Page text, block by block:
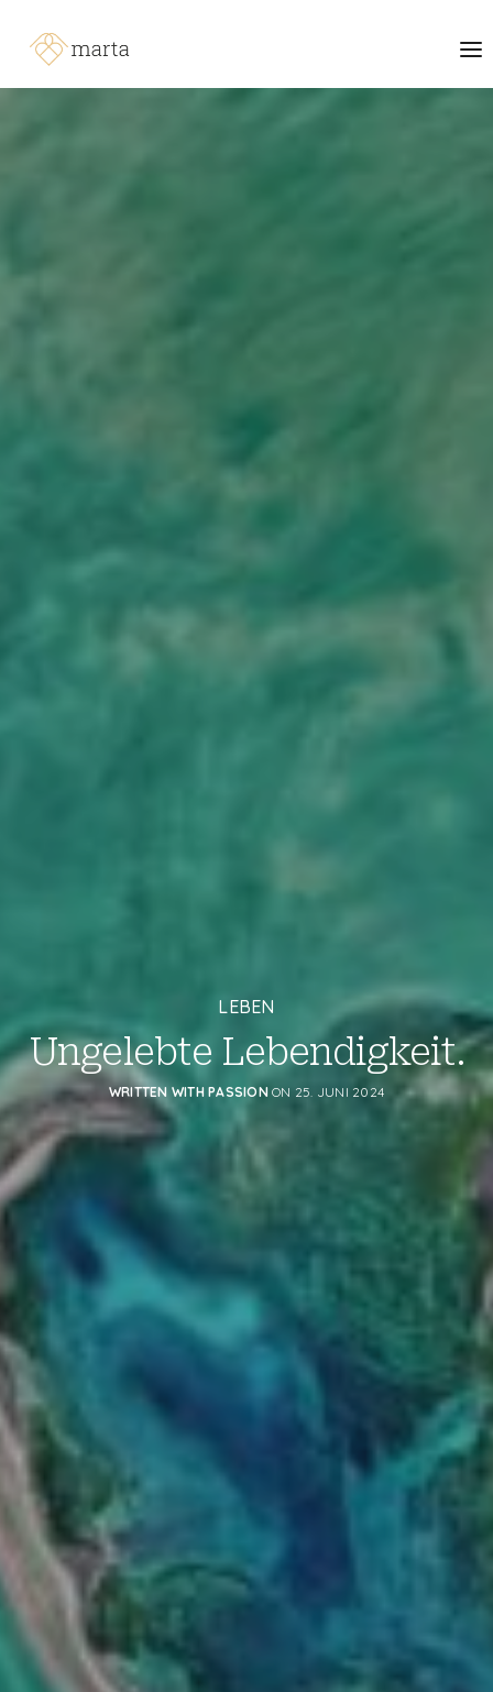
LEBEN
Ungelebte Lebendigkeit.
WRITTEN WITH PASSIONON 25. JUNI 2024